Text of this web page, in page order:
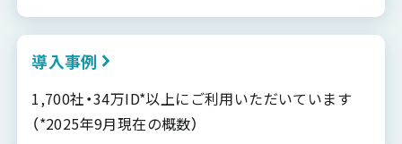
導入事例
1,700社・34万ID*以上にご利用いただいています
（*2025年9月現在の概数）